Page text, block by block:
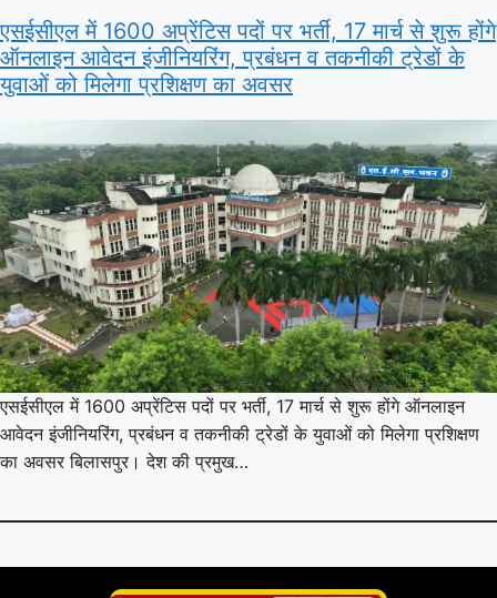
एसईसीएल में 1600 अप्रेंटिस पदों पर भर्ती, 17 मार्च से शुरू होंगे
ऑनलाइन आवेदन इंजीनियरिंग, प्रबंधन व तकनीकी ट्रेडों के
युवाओं को मिलेगा प्रशिक्षण का अवसर
एसईसीएल में 1600 अप्रेंटिस पदों पर भर्ती, 17 मार्च से शुरू होंगे ऑनलाइन
आवेदन इंजीनियरिंग, प्रबंधन व तकनीकी ट्रेडों के युवाओं को मिलेगा प्रशिक्षण
का अवसर बिलासपुर। देश की प्रमुख…